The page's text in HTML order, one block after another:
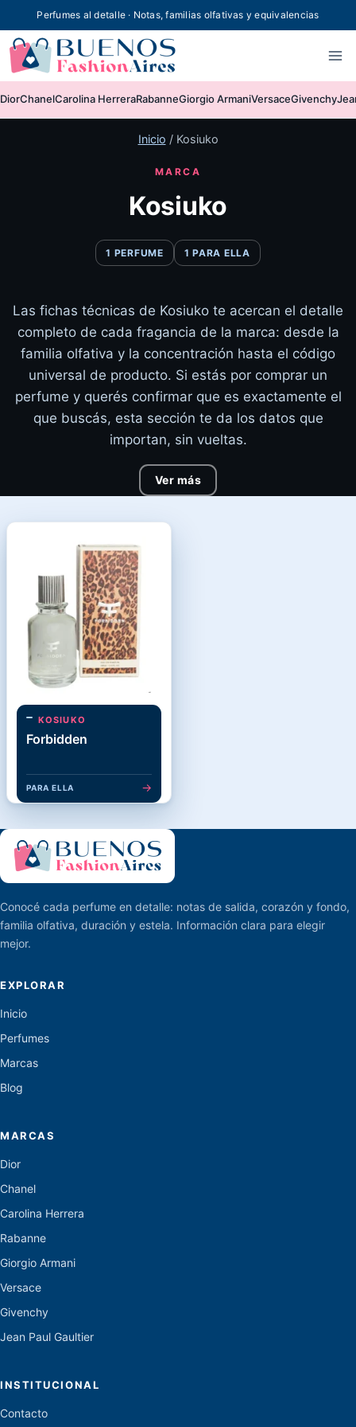
to
content
Perfumes al detalle · Notas, familias olfativas y equivalencias
DiorChanelCarolina HerreraRabanneGiorgio ArmaniVersaceGivenchy
Inicio / Kosiuko
MARCA
Kosiuko
1 PERFUME 1 PARA ELLA
Las fichas técnicas de Kosiuko te acercan el detalle
completo de cada fragancia de la marca: desde la
familia olfativa y la concentración hasta el código
universal de producto. Si estás por comprar un
perfume y querés confirmar que es exactamente el
que buscás, esta sección te da los datos que
importan, sin vueltas.
Ver más
KOSIUKO
Forbidden
PARA ELLA →
Conocé cada perfume en detalle: notas de salida, corazón y fondo,
familia olfativa, duración y estela. Información clara para elegir
mejor.
EXPLORAR
Inicio
Perfumes
Marcas
Blog
MARCAS
Dior
Chanel
Carolina Herrera
Rabanne
Giorgio Armani
Versace
Givenchy
Jean Paul Gaultier
INSTITUCIONAL
Contacto